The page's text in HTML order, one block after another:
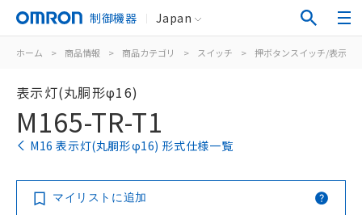
制御機器 Japan
ホーム > 商品情報 > 商品カテゴリ > スイッチ > 押ボタンスイッチ/表示灯
表示灯(丸胴形φ16)
M165-TR-T1
M16 表示灯(丸胴形φ16) 形式仕様一覧
マイリストに追加